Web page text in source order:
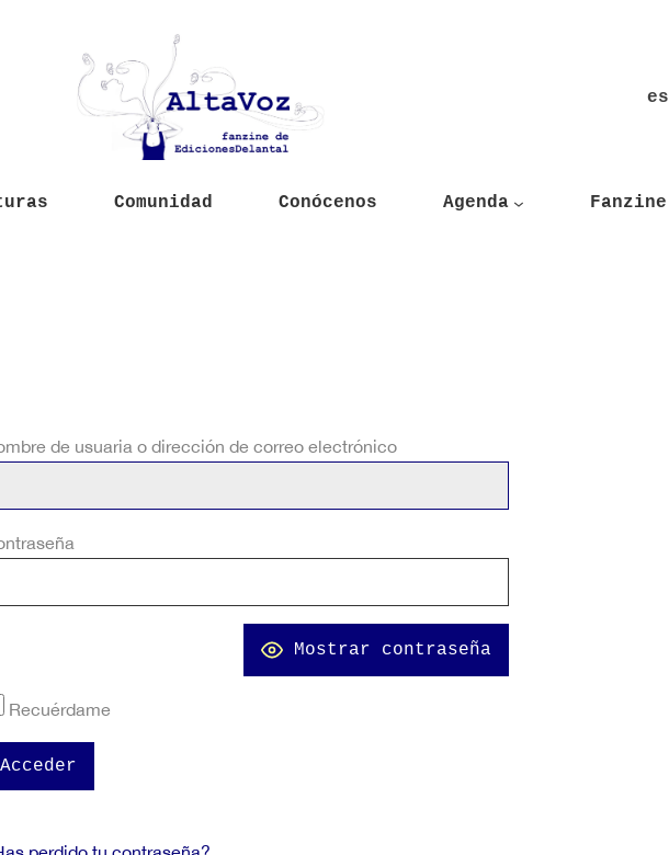
es
Comunidad Conócenos Agenda Fanzine
de usuaria o dirección de correo electrónico
Mostrar contraseña
Recuérdame